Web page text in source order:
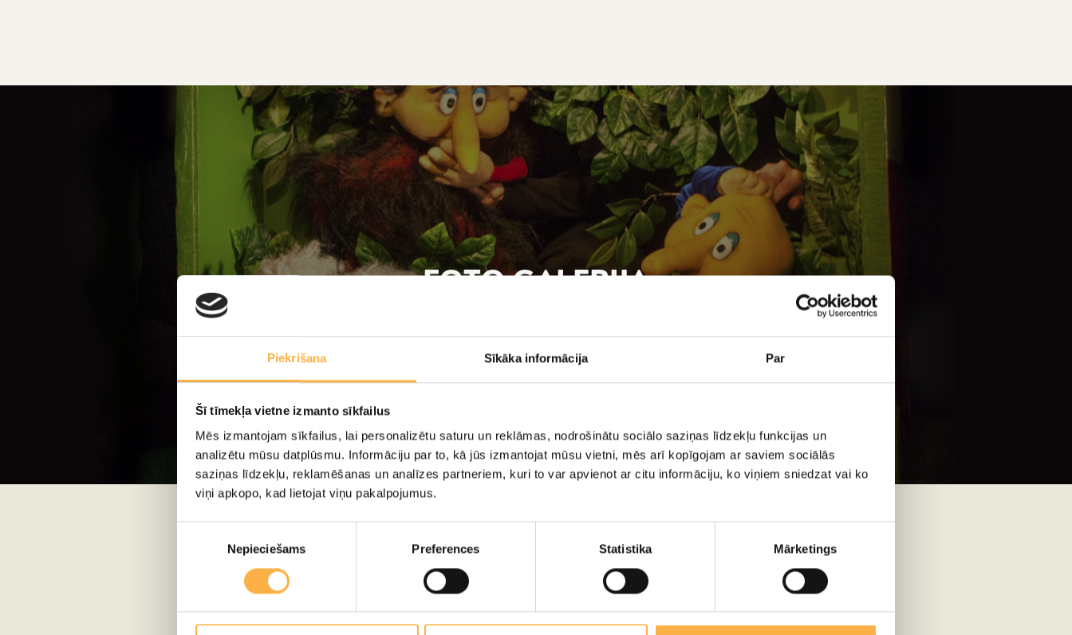
Piekrišana Sīkāka informācija Par
Šī tīmekļa vietne izmanto sīkfailus
Mēs izmantojam sīkfailus, lai personalizētu saturu un reklāmas, nodrošinātu sociālo saziņas līdzekļu funkcijas un
analizētu mūsu datplūsmu. Informāciju par to, kā jūs izmantojat mūsu vietni, mēs arī kopīgojam ar saviem sociālās
saziņas līdzekļu, reklamēšanas un analīzes partneriem, kuri to var apvienot ar citu informāciju, ko viņiem sniedzat vai ko
viņi apkopo, kad lietojat viņu pakalpojumus.
Nepieciešams Preferences Statistika Mārketings
FOTO GALERIJA
Latvijas Leļļu teātra izrāde "Naksitrallīši". Režisore Laura Čaupale. FOTO: V. Straume